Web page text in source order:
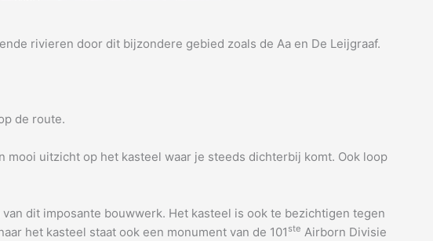
rivieren door dit bijzondere gebied zoals de Aa en De Leijgraaf.
de route.
uitzicht op het kasteel waar je steeds dichterbij komt. Ook loop
dit imposante bouwwerk. Het kasteel is ook te bezichtigen tegen
het kasteel staat ook een monument van de 101 ste Airborn Divisie